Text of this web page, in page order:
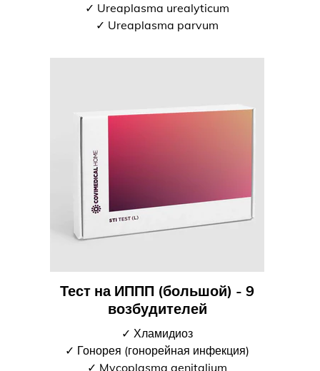
✓ Ureaplasma urealyticum
✓ Ureaplasma parvum
Тест на ИППП (большой) - 9
возбудителей
✓ Хламидиоз
✓ Гонорея (гонорейная инфекция)
✓ Mycoplasma genitalium